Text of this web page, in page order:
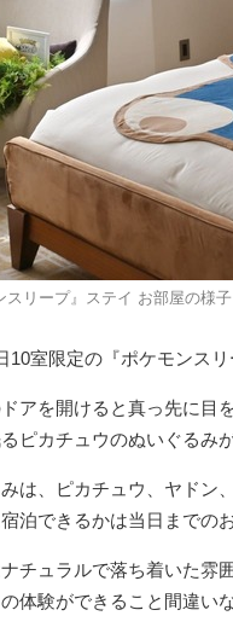
スリープ』ステイ お部屋の様子
10室限定の『ポケモンス
アを開けると真っ先に目
ピカチュウのぬいぐるみ
は、ピカチュウ、ヤドン
泊できるかは当日までの
チュラルで落ち着いた雰
の体験ができること間違い